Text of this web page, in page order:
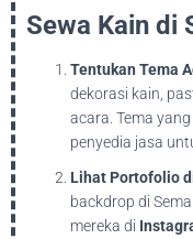
Sewa Kain di
Tentukan Tema
dekorasi kain,
acara. Tema
penyedia jasa
Lihat Portofolio
backdrop di
mereka di